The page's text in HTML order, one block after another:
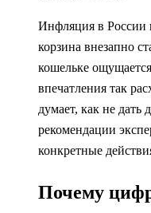
Инфляция в России
корзина внезапно
кошельке
впечатления так
думает, как не
рекомендации
конкретные
Почему